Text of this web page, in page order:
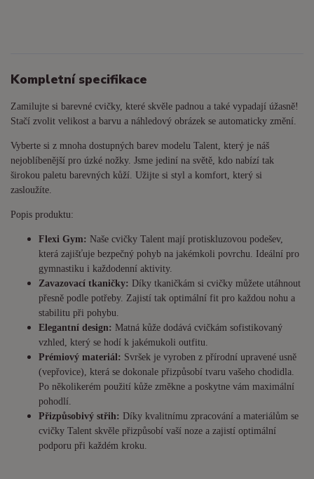
Kompletní specifikace
Zamilujte si barevné cvičky, které skvěle padnou a také vypadají úžasně!
Stačí zvolit velikost a barvu a náhledový obrázek se automaticky změní.
Vyberte si z mnoha dostupných barev modelu Talent, který je náš
nejoblíbenější pro úzké nožky. Jsme jediní na světě, kdo nabízí tak
širokou paletu barevných kůží. Užijte si styl a komfort, který si
zasloužíte.
Popis produktu:
Flexi Gym: Naše cvičky Talent mají protiskluzovou podešev,
která zajišťuje bezpečný pohyb na jakémkoli povrchu. Ideální pro
gymnastiku i každodenní aktivity.
Zavazovací tkaničky: Díky tkaničkám si cvičky můžete utáhnout
přesně podle potřeby. Zajistí tak optimální fit pro každou nohu a
stabilitu při pohybu.
Elegantní design: Matná kůže dodává cvičkám sofistikovaný
vzhled, který se hodí k jakémukoli outfitu.
Prémiový materiál: Svršek je vyroben z přírodní upravené usně
(vepřovice), která se dokonale přizpůsobí tvaru vašeho chodidla.
Po několikerém použití kůže změkne a poskytne vám maximální
pohodlí.
Přizpůsobivý střih: Díky kvalitnímu zpracování a materiálům se
cvičky Talent skvěle přizpůsobí vaší noze a zajistí optimální
podporu při každém kroku.